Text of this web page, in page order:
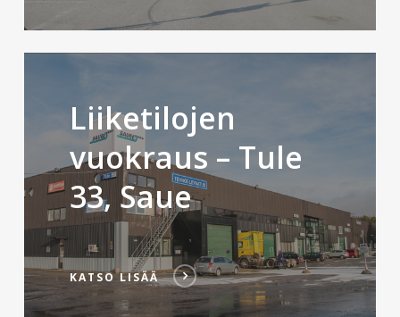
Liiketilojen
vuokraus – Tule
33, Saue
KATSO LISÄÄ